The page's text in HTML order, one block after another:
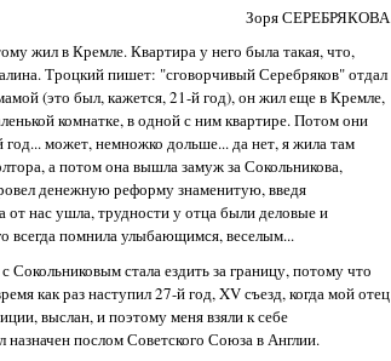
Зоря СЕРЕБРЯКОВА
жил в Кремле. Квартира у него была такая, что,
Троцкий пишет: "сговорчивый Серебряков" отдал
(это был, кажется, 21-й год), он жил еще в Кремле,
комнатке, в одной с ним квартире. Потом они
может, немножко дольше... да нет, я жила там
а потом она вышла замуж за Сокольникова,
денежную реформу знаменитую, введя
нас ушла, трудности у отца были деловые и
всегда помнила улыбающимся, веселым...
стала ездить за границу, потому что
как раз наступил 27-й год, XV съезд, когда мой отец
выслан, и поэтому меня взяли к себе
послом Советского Союза в Англии.